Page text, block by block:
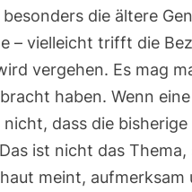
die ältere
– vielleicht trifft die
vergehen. Es mag
haben. Wenn
dass die
ist nicht das
meint, aufmerksam